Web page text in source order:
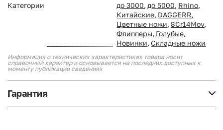
Категории
до 3000, до 5000, Rhino,
Китайские, DAGGERR,
Цветные ножи, 8Cr14Mov,
Флипперы, Голубые,
Новинки, Складные ножи
Информация о технических характеристиках товара носит
справочный характер и основывается на последних доступных к
моменту публикации сведениях
Гарантия